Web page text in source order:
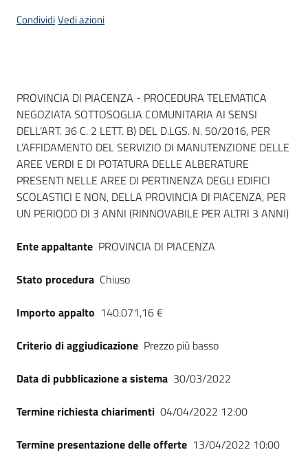
CondividiVedi azioni
Dati del bando
PROVINCIA DI PIACENZA - PROCEDURA TELEMATICA
NEGOZIATA SOTTOSOGLIA COMUNITARIA AI SENSI
DELL’ART. 36 C. 2 LETT. B) DEL D.LGS. N. 50/2016, PER
L’AFFIDAMENTO DEL SERVIZIO DI MANUTENZIONE DELLE
AREE VERDI E DI POTATURA DELLE ALBERATURE
PRESENTI NELLE AREE DI PERTINENZA DEGLI EDIFICI
SCOLASTICI E NON, DELLA PROVINCIA DI PIACENZA, PER
UN PERIODO DI 3 ANNI (RINNOVABILE PER ALTRI 3 ANNI)
Ente appaltante PROVINCIA DI PIACENZA
Stato procedura Chiuso
Importo appalto 140.071,16 €
Criterio di aggiudicazione Prezzo più basso
Data di pubblicazione a sistema 30/03/2022
Termine richiesta chiarimenti 04/04/2022 12:00
Termine presentazione delle offerte 13/04/2022 10:00